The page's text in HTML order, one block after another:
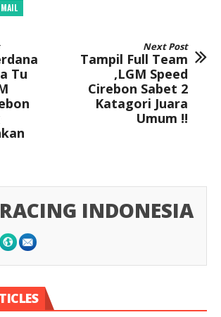
MAIL
Tu
Next Post
Tampil Full Team
,LGM Speed
Cirebon Sabet 2
Katagori Juara
Umum !!
RACING INDONESIA